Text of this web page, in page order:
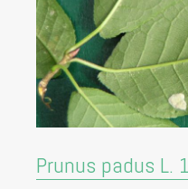
Prunus padus L.